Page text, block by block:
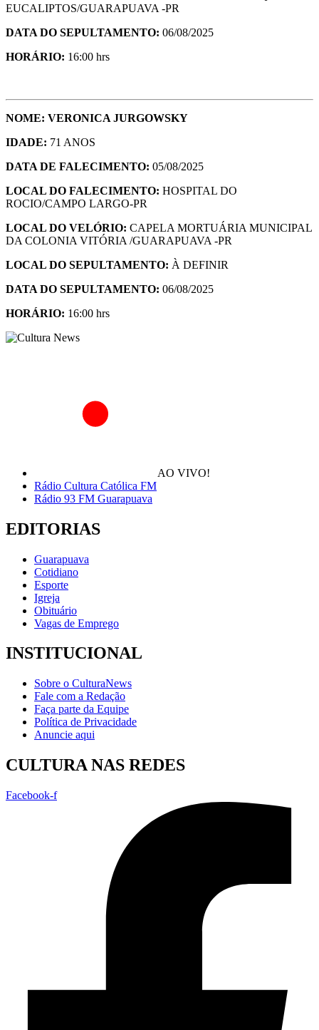
EUCALIPTOS/GUARAPUAVA -PR
DATA DO SEPULTAMENTO: 06/08/2025
HORÁRIO: 16:00 hrs
NOME: VERONICA JURGOWSKY
IDADE: 71 ANOS
DATA DE FALECIMENTO: 05/08/2025
LOCAL DO FALECIMENTO: HOSPITAL DO
ROCIO/CAMPO LARGO-PR
LOCAL DO VELÓRIO: CAPELA MORTUÁRIA MUNICIPAL
DA COLONIA VITÓRIA /GUARAPUAVA -PR
LOCAL DO SEPULTAMENTO: À DEFINIR
DATA DO SEPULTAMENTO: 06/08/2025
HORÁRIO: 16:00 hrs
AO VIVO!
Rádio Cultura Católica FM
Rádio 93 FM Guarapuava
EDITORIAS
Guarapuava
Cotidiano
Esporte
Igreja
Obituário
Vagas de Emprego
INSTITUCIONAL
Sobre o CulturaNews
Fale com a Redação
Faça parte da Equipe
Política de Privacidade
Anuncie aqui
CULTURA NAS REDES
Facebook-f